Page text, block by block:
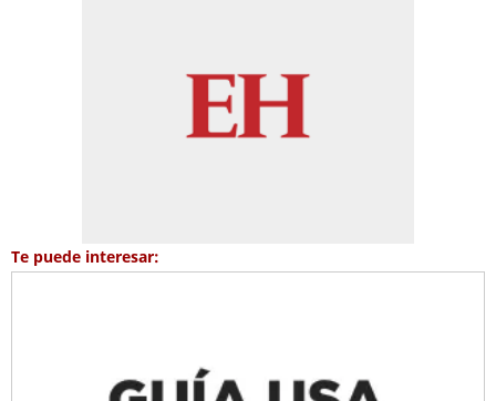
Te puede interesar: